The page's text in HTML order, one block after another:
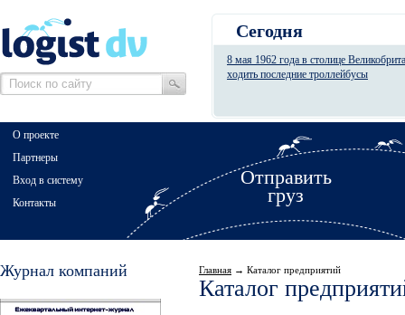
Сегодня
8 мая 1962 года в столице
ходить последние троллейбусы
Отправить
груз
О проекте
Партнеры
Вход в систему
Контакты
Журнал компаний Главная → Каталог предприятий
Каталог